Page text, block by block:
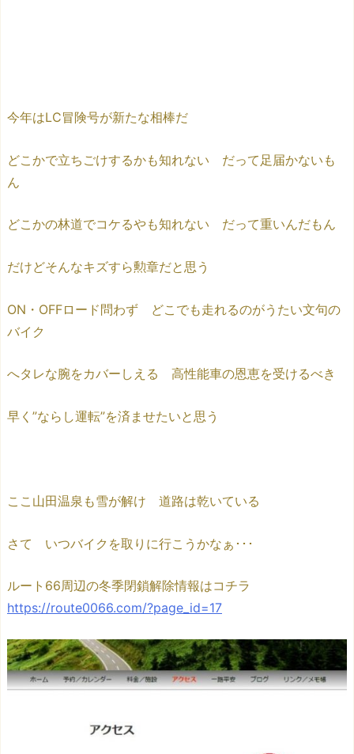
今年はLC冒険号が新たな相棒だ
どこかで立ちごけするかも知れない だって足届かないも
ん
どこかの林道でコケるやも知れない だって重いんだもん
だけどそんなキズすら勲章だと思う
ON・OFFロード問わず どこでも走れるのがうたい文句の
バイク
へタレな腕をカバーしえる 高性能車の恩恵を受けるべき
早く”ならし運転”を済ませたいと思う
ここ山田温泉も雪が解け 道路は乾いている
さて いつバイクを取りに行こうかなぁ･･･
ルート66周辺の冬季閉鎖解除情報はコチラ
https://route0066.com/?page_id=17